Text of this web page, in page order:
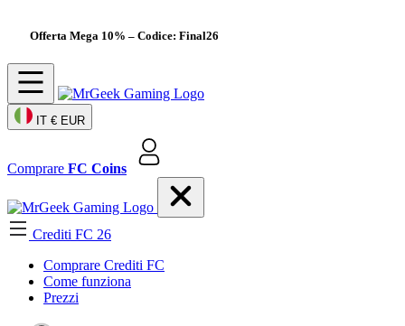
Offerta Mega 10% – Codice: Final26
IT € EUR
Comprare FC Coins
Crediti FC 26
Comprare Crediti FC
Come funziona
Prezzi